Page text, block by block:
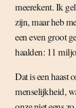
meerekent. Ik
zijn, maar heb
een even groot
haalden: 11
Dat is een haast
menselijkheid,